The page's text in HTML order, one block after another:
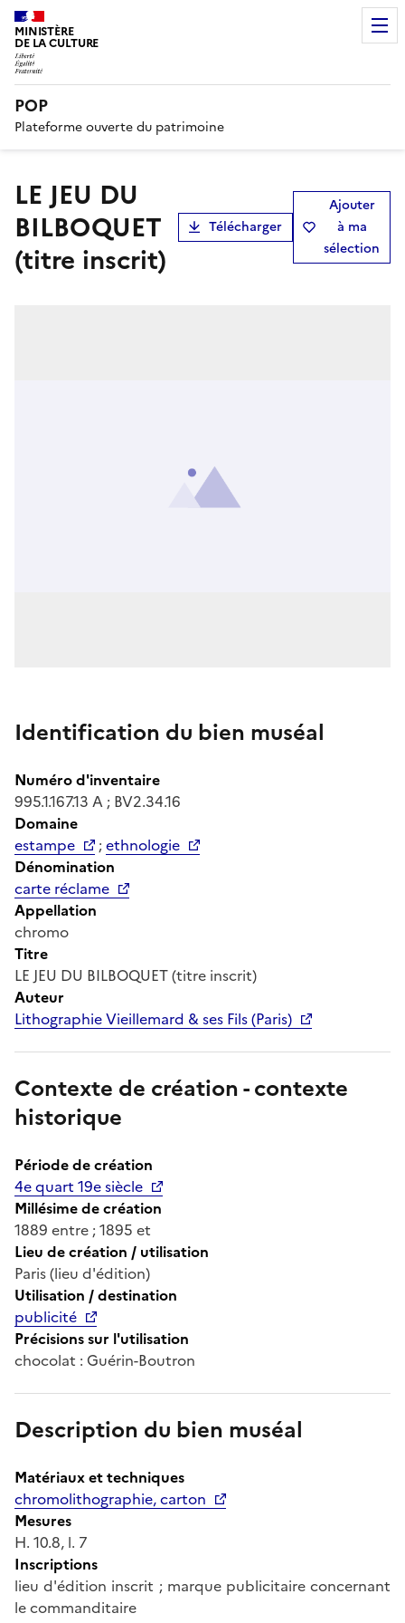
MINISTÈRE
DE LA CULTURE
POP
Plateforme ouverte du patrimoine
LE JEU DU
BILBOQUET
(titre inscrit)
Télécharger
Ajouter
à ma
sélection
Identification du bien muséal
Numéro d'inventaire
995.1.167.13 A ; BV2.34.16
Domaine
estampe
;ethnologie
Dénomination
carte réclame
Appellation
chromo
Titre
LE JEU DU BILBOQUET (titre inscrit)
Auteur
Lithographie Vieillemard & ses Fils (Paris)
Contexte de création - contexte
historique
Période de création
4e quart 19e siècle
Millésime de création
1889 entre ; 1895 et
Lieu de création / utilisation
Paris (lieu d'édition)
Utilisation / destination
publicité
Précisions sur l'utilisation
chocolat : Guérin-Boutron
Description du bien muséal
Matériaux et techniques
chromolithographie, carton
Mesures
H. 10.8, l. 7
Inscriptions
lieu d'édition inscrit ; marque publicitaire concernant
le commanditaire